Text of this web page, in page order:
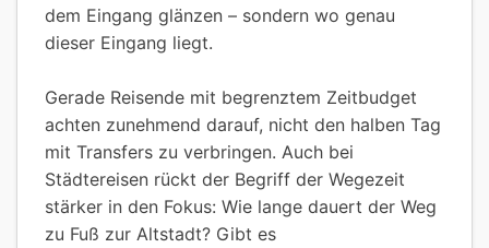
dem Eingang glänzen – sondern wo genau
dieser Eingang liegt.
Gerade Reisende mit begrenztem Zeitbudget
achten zunehmend darauf, nicht den halben Tag
mit Transfers zu verbringen. Auch bei
Städtereisen rückt der Begriff der Wegezeit
stärker in den Fokus: Wie lange dauert der Weg
zu Fuß zur Altstadt? Gibt es